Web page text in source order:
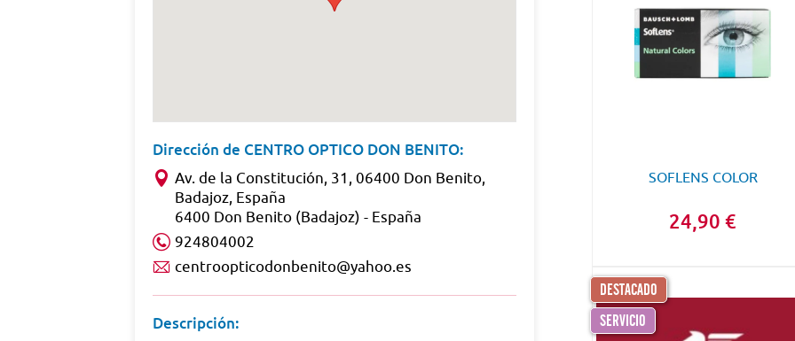
Dirección de CENTRO OPTICO DON BENITO:
Av. de la Constitución, 31, 06400 Don Benito,
Badajoz, España
6400 Don Benito (Badajoz) - España
924804002
centroopticodonbenito@yahoo.es
Descripción:
SOFLENS COLOR
24,90 €
DESTACADO
SERVICIO